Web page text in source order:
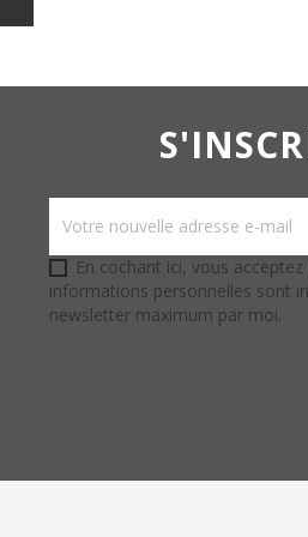
En cochant ici, vous
informations personnelles sont
newsletter maximum par moi.